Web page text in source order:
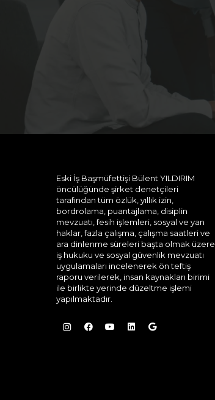
Eski İş Başmüfettişi Bülent YILDIRIM
öncülüğünde şirket denetçileri
tarafından tüm özlük, yıllık izin,
bordrolama, puantajlama, disiplin
mevzuatı, fesih işlemleri, sosyal ve yan
haklar, fazla çalışma, çalışma saatleri ve
ara dinlenme süreleri başta olmak üzere
iş hukuku ve sosyal güvenlik mevzuatı
uygulamaları incelenerek ön teftiş
raporu verilerek, insan kaynakları birimi
ile birlikte yerinde düzeltme işlemi
yapılmaktadır.